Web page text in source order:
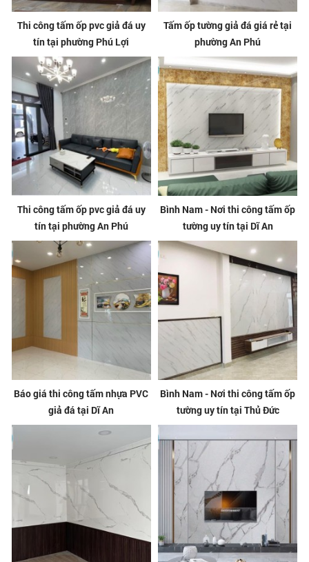
Thi công tấm ốp pvc giả đá uy
tín tại phường Phú Lợi
Tấm ốp tường giả đá giá rẻ tại
phường An Phú
Thi công tấm ốp pvc giả đá uy
tín tại phường An Phú
Bình Nam - Nơi thi công tấm ốp
tường uy tín tại Dĩ An
Báo giá thi công tấm nhựa PVC
giả đá tại Dĩ An
Bình Nam - Nơi thi công tấm ốp
tường uy tín tại Thủ Đức